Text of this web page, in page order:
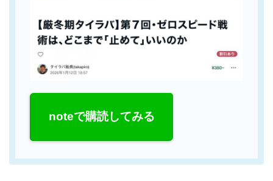
noteで購読してみる